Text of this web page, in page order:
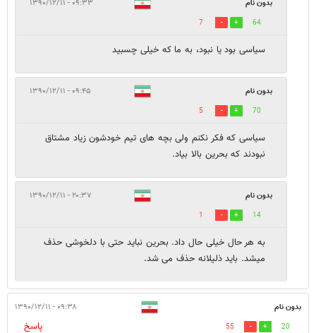
بدون نام ۰۹:۳۳ - ۱۳۹۰/۱۲/۱۱
64
7
سیاسی بود یا نبود، به ما که خیلی چسبید
بدون نام ۰۹:۴۵ - ۱۳۹۰/۱۲/۱۱
70
5
سیاسی که فکر نکنم ولی بچه های تیم خودشون زیاد مشتاق
نبودند که بحرین بالا بیاد.
بدون نام ۲۰:۳۷ - ۱۳۹۰/۱۲/۱۱
14
1
به هر حال خیلی حال داد. بحرین نباید حتی با دلخوشی حذف
میشد. باید ذلیلانه حذف می شد.
بدون نام ۰۹:۳۸ - ۱۳۹۰/۱۲/۱۱
20
55
پاسخ